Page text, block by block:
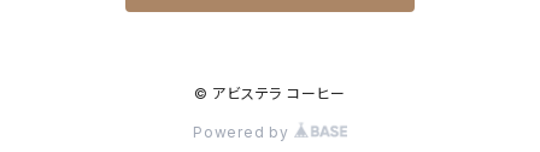
© アビステラ コーヒー
Powered by